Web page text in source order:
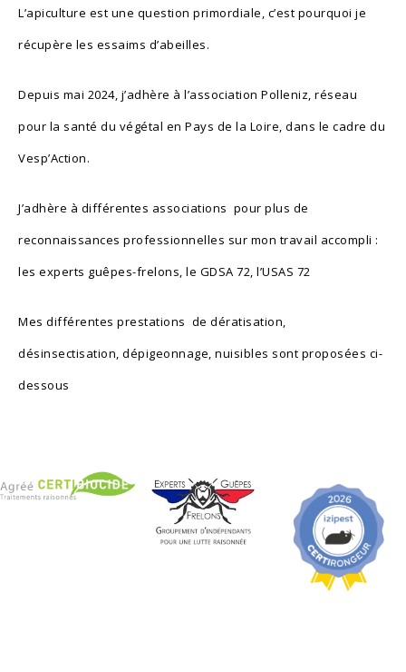
L’apiculture est une question primordiale, c’est pourquoi je
récupère les essaims d’abeilles.
Depuis mai 2024, j’adhère à l’association Polleniz, réseau
pour la santé du végétal en Pays de la Loire, dans le cadre du
Vesp’Action.
J’adhère à différentes associations pour plus de
reconnaissances professionnelles sur mon travail accompli :
les experts guêpes-frelons, le GDSA 72, l’USAS 72
Mes différentes prestations de dératisation,
désinsectisation, dépigeonnage, nuisibles sont proposées ci-
dessous